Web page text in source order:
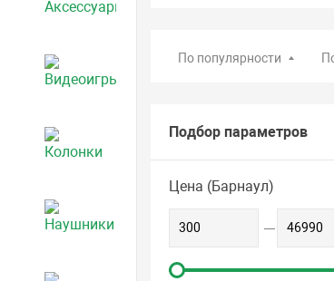
По популярности
Подбор параметров
Цена (Барнаул)